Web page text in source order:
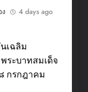
4 days ago
เฉลิม
ระบาทสมเด็จ
กรกฎาคม